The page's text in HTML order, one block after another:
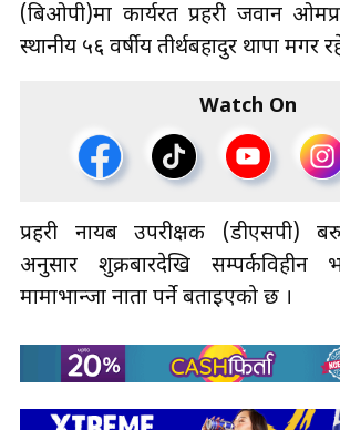
(बिओपी)मा कार्यरत प्रहरी जवान
स्थानीय ५६ वर्षीय तीर्थबहादुर थापा मगर
Watch On
प्रहरी नायब उपरीक्षक (डीएसपी)
अनुसार शुक्रबारदेखि
मामाभान्जा नाता पर्ने बताइएको छ ।